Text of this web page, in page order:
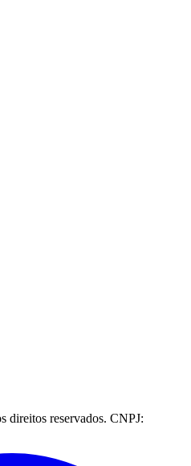
direitos reservados. CNPJ: